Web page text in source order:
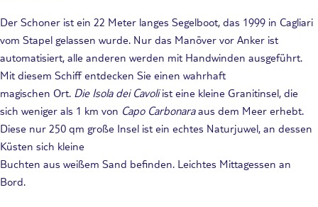
Der Schoner ist ein 22 Meter langes Segelboot, das 1999 in Cagliari
vom Stapel gelassen wurde. Nur das Manöver vor Anker ist
automatisiert, alle anderen werden mit Handwinden ausgeführt.
Mit diesem Schiff entdecken Sie einen wahrhaft
magischen Ort. Die Isola dei Cavoliist eine kleine Granitinsel, die
sich weniger als 1 km von Capo Carbonaraaus dem Meer erhebt.
Diese nur 250 qm große Insel ist ein echtes Naturjuwel, an dessen
Küsten sich kleine
Buchten aus weißem Sand befinden. Leichtes Mittagessen an
Bord.